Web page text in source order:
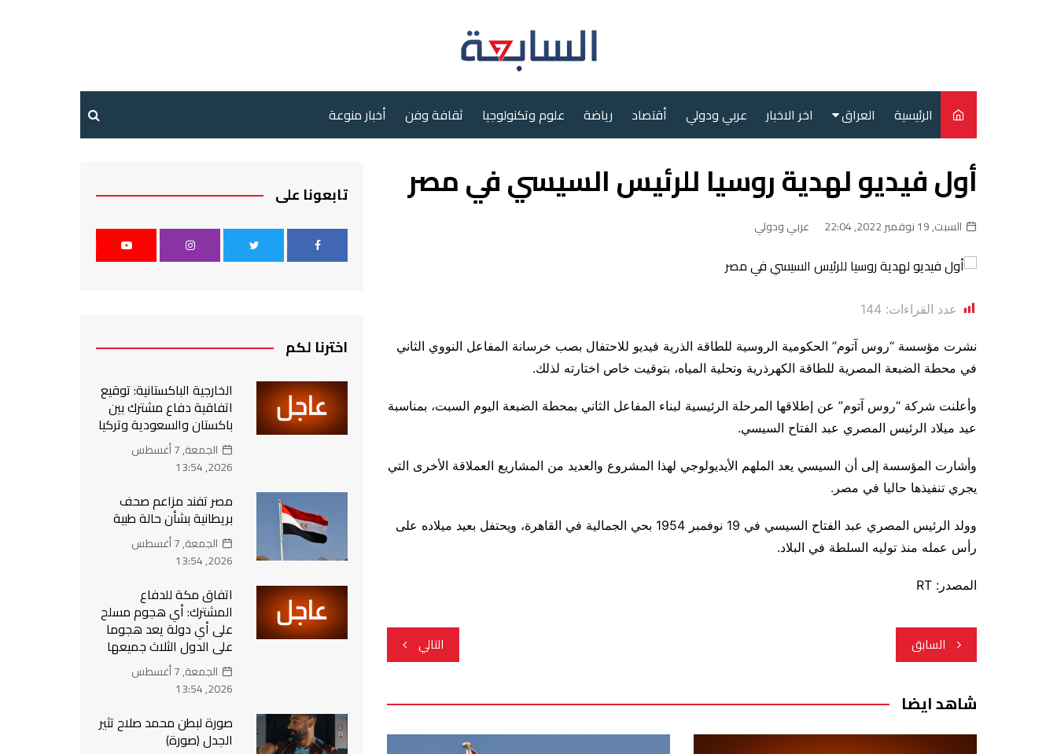
الرئيسية العراق
سياسة
محليات
اخر الاخبار عربي ودولي أقتصاد رياضة علوم وتكنولوجيا ثقافة وفن أخبار منوعة
أول فيديو لهدية روسيا للرئيس السيسي في مصر
السبت, 19 نوفمبر 2022, 22:04 عربي ودولي
عدد القراءات: 144
نشرت مؤسسة “روس آتوم” الحكومية الروسية للطاقة الذرية فيديو للاحتفال بصب خرسانة المفاعل النووي الثاني
في محطة الضبعة المصرية للطاقة الكهرذرية وتحلية المياه، بتوقيت خاص اختارته لذلك.
وأعلنت شركة “روس آتوم” عن إطلاقها المرحلة الرئيسية لبناء المفاعل الثاني بمحطة الضبعة اليوم السبت، بمناسبة
عيد ميلاد الرئيس المصري عبد الفتاح السيسي.
وأشارت المؤسسة إلى أن السيسي يعد الملهم الأيديولوجي لهذا المشروع والعديد من المشاريع العملاقة الأخرى التي
يجري تنفيذها حاليا في مصر.
وولد الرئيس المصري عبد الفتاح السيسي في 19 نوفمبر 1954 بحي الجمالية في القاهرة، ويحتفل بعيد ميلاده على
رأس عمله منذ توليه السلطة في البلاد.
المصدر: RT
تصفّح
المقالات
السابق التالي
شاهد ايضا
تابعونا على
اخترنا لكم
الخارجية الباكستانية: توقيع
اتفاقية دفاع مشترك بين
باكستان والسعودية وتركيا
الجمعة, 7 أغسطس
2026, 13:54
مصر تفند مزاعم صحف
بريطانية بشأن حالة طبية
الجمعة, 7 أغسطس
2026, 13:54
‏اتفاق مكة للدفاع
المشترك: أي هجوم مسلح
على أي دولة يعد هجوما
على الدول الثلاث جميعها
الجمعة, 7 أغسطس
2026, 13:54
صورة لبطن محمد صلاح تثير
الجدل (صورة)